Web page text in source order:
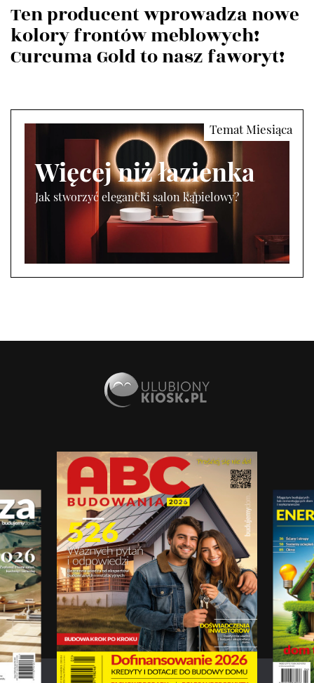
Ten producent wprowadza nowe
kolory frontów meblowych!
Curcuma Gold to nasz faworyt!
Więcej niż łazienka
Jak stworzyć elegancki salon kąpielowy?